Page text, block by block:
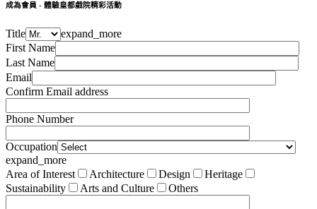
成為會員 - 體驗皇都戲院精彩活動
Title
expand_more
First Name
Last Name
Email
Confirm Email address
Phone Number
Occupation
expand_more
Area of Interest
Architecture Design
Heritage
Sustainability
Arts and Culture Others